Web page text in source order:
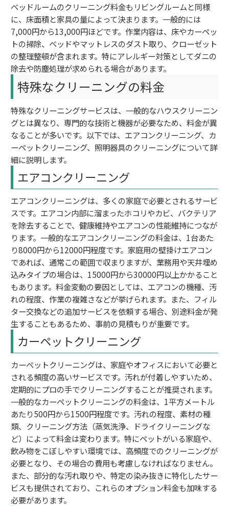
ベッドルームのクリーニング料金もリビングルームと同様
に、床面積と家具の量によって決まります。一般的には
7,000円から13,000円ほどです。作業内容は、床やカーペッ
トの掃除、ベッドやマットレスのダスト取り、クローゼット
の整理整頓が含まれます。特にアレルギー対策としてダニの
除去や防塵処理が求められる場合があります。
特殊なクリーニングの料金
特殊なクリーニングサービスは、一般的なハウスクリーニン
グとは異なり、専門的な技術と機器が必要なため、料金が異
なることが多いです。以下では、エアコンクリーニング、カ
ーペットクリーニング、照明器具のクリーニングについて詳
細に説明します。
エアコンクリーニング
エアコンクリーニングは、多くの家庭で必要とされるサービ
スです。エアコン内部に溜まったホコリやカビ、バクテリア
を除去することで、健康維持やエアコンの性能維持につなが
ります。一般的なエアコンクリーニングの料金は、1台あた
り8000円から12000円程度です。家庭用の壁掛けエアコン
であれば、通常この範囲で収まりますが、業務用や天井埋め
込みタイプの場合は、15000円から30000円以上かかること
もあります。料金変動の要因としては、エアコンの機種、汚
れの程度、作業の複雑さなどが挙げられます。また、フィル
ター交換などの追加サービスを依頼する場合、別途料金が発
生することもあるため、事前の見積もりが重要です。
カーペットクリーニング
カーペットクリーニングは、家庭やオフィスにおいて必要と
される頻度の高いサービスです。汚れが付着しやすいため、
定期的にプロの手でクリーニングすることが推奨されます。
一般的なカーペットクリーニングの料金は、1平方メートル
あたり500円から1500円程度です。汚れの程度、素材の種
類、クリーニング方法（蒸気洗浄、ドライクリーニングな
ど）によって料金は変わります。特にペットがいる家庭や、
飲み物をこぼしやすい環境では、高頻度でのクリーニングが
必要となり、その場合の費用も考慮しなければなりません。
また、部分的な汚れ取りや、特定の染み抜きに特化したサー
ビスも提供されており、これらのオプション料金も加味する
必要があります。